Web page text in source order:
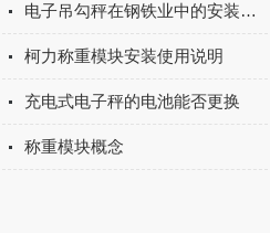
电子吊勾秤在钢铁业中的安装与使用
柯力称重模块安装使用说明
充电式电子秤的电池能否更换
称重模块概念